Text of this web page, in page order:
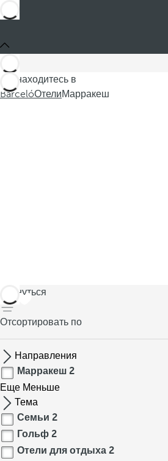
Вы находитесь в
BarcelóОтелиМарракеш
вернуться
Отсортировать по
Направления
Марракеш 2
Еще Меньше
Тема
Семьи 2
Гольф 2
Отели для отдыха 2